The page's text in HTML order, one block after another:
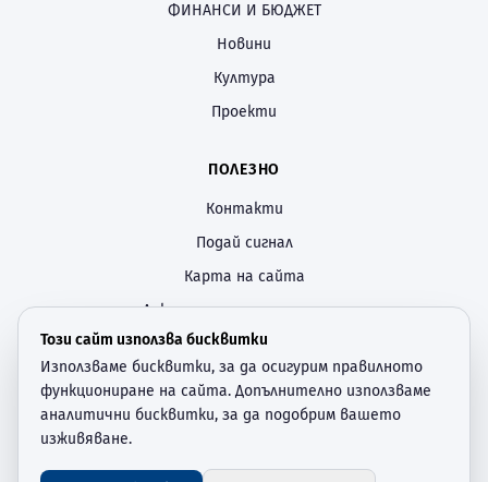
ФИНАНСИ И БЮДЖЕТ
Новини
Култура
Проекти
ПОЛЕЗНО
Контакти
Подай сигнал
Карта на сайта
Декларация за достъпност
Политика за поверителност
Настройки за бисквитки
СЛЕДВАЙТЕ НИ
Този сайт използва бисквитки
Използваме бисквитки, за да осигурим правилното
функциониране на сайта. Допълнително използваме
аналитични бисквитки, за да подобрим вашето
изживяване.